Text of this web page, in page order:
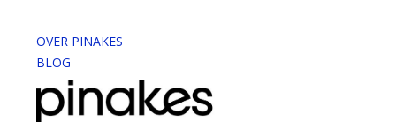
OVER PINAKES
BLOG